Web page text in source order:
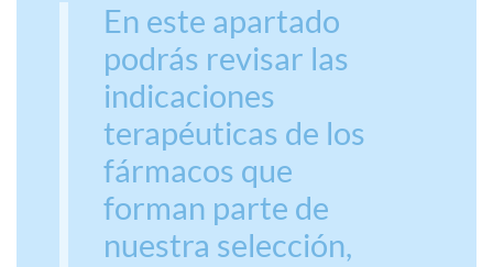
En este apartado
podrás revisar las
indicaciones
terapéuticas de los
fármacos que
forman parte de
nuestra selección,